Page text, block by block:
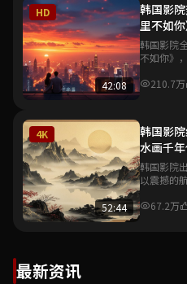
HD
42:08
韩国影
里不如
韩国影院
不如你》
强烈共鸣
210.7万
4K
52:44
韩国影
水画千
韩国影院
以震撼的
展现东方
67.2万
最新资讯